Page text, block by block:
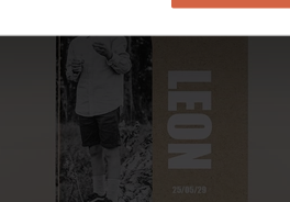
Bedrukte servetten met bloemenkrans